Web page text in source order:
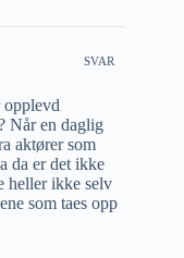
SVAR
opplevd
Når en daglig
aktører som
da er det ikke
heller ikke selv
som taes opp